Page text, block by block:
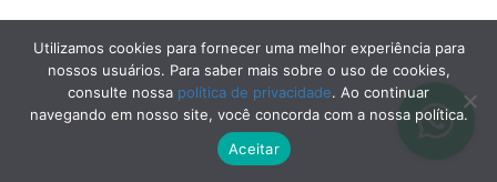
Utilizamos cookies para fornecer uma melhor experiência para
nossos usuários. Para saber mais sobre o uso de cookies,
consulte nossa política de privacidade. Ao continuar
navegando em nosso site, você concorda com a nossa política.
Aceitar